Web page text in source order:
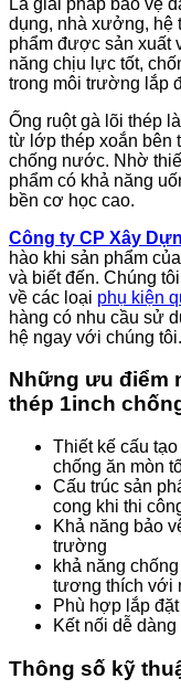
dụng, nhà xưởng, hệ
phẩm được sản xuất
năng chịu lực tốt,
trong môi trường lắp
Ống ruột gà lõi thép
từ lớp thép xoắn bên
chống nước. Nhờ
phẩm có khả năng
bền cơ học cao.
Công ty CP Xây
hào khi sản phẩm
và biết đến. Chúng
về các loại phụ kiện
hàng có nhu cầu sử
hệ ngay với chúng tôi.
Những ưu điểm
thép 1inch
Thiết kế cấu
chống ăn mòn
Cấu trúc sản
cong khi thi
Khả năng bảo
trường
khả năng
tương thích với
Phù hợp lắp
Kết nối dễ
Thông số kỹ